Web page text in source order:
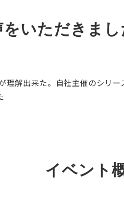
いただきまし
理解出来た。自社主催のシリ
イベント